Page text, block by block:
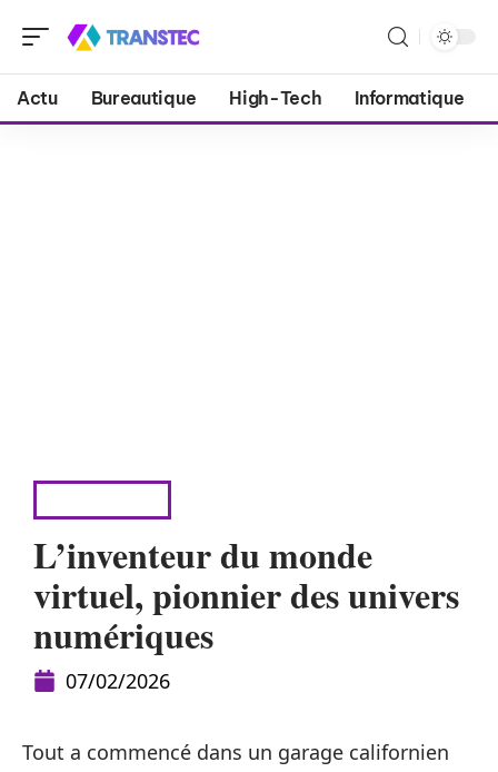
Actu Bureautique High-Tech Informatique
L’inventeur du monde
virtuel, pionnier des univers
numériques
07/02/2026
Tout a commencé dans un garage californien